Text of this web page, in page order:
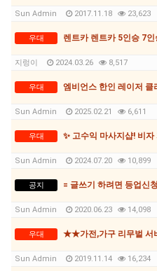
Sun Admin 2017.11.18 23,623
우대 렌트카 렌트카 5인승 7
지렁이 2024.03.26 8,517
우대 엠비언스 한인 레이저 클
Sun Admin 2025.02.21 6,611
우대 ✨ 고수익 마사지샵! 비자 지
Sun Admin 2024.07.20 10,899
공지 = 글쓰기 하려면 등업신청 필수 = 구인
Sun Admin 2020.06.23 14,098
우대 ★★가전,가구 리무벌 서비스 , 소형이사, 딜
Sun Admin 2019.11.14 16,234